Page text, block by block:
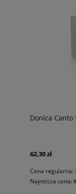
Donica Canto
62,30 zł
Cena regularna:
Najniższa cena: